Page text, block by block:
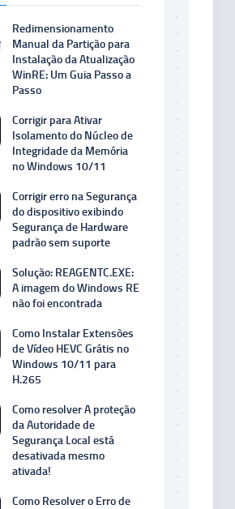
Redimensionamento
Manual da Partição para
Instalação da Atualização
WinRE: Um Guia Passo a
Passo
Corrigir para Ativar
Isolamento do Núcleo de
Integridade da Memória
no Windows 10/11
Corrigir erro na Segurança
do dispositivo exibindo
Segurança de Hardware
padrão sem suporte
Solução: REAGENTC.EXE:
A imagem do Windows RE
não foi encontrada
Como Instalar Extensões
de Vídeo HEVC Grátis no
Windows 10/11 para
H.265
Como resolver A proteção
da Autoridade de
Segurança Local está
desativada mesmo
ativada!
Como Resolver o Erro de